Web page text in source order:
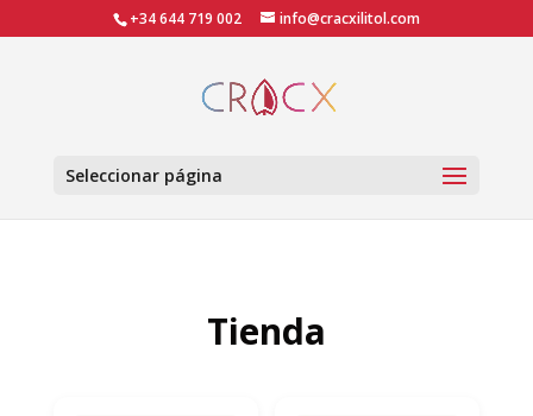
+34 644 719 002 info@cracxilitol.com
Seleccionar página
Tienda